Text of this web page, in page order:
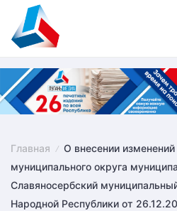
content
Главная
О внесении
муниципального округа
Славяносербский
Народной Республики от